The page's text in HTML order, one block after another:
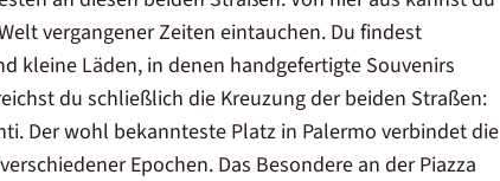
vergangener Zeiten eintauchen.Du findest
kleine Läden, in denen handgefertigte Souvenirs
du schließlich die Kreuzung der beiden Straßen:
Der wohl bekannteste Platz in Palermo verbindet die
Epochen. Das Besondere an der Piazza